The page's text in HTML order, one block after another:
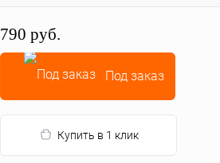
790 руб.
Под заказ
Купить в 1 клик